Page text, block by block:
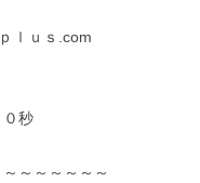
ｌｕｓ.com
秒
～～～～～～